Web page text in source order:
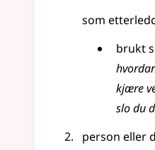
som
brukt
kjære
slo du
person eller